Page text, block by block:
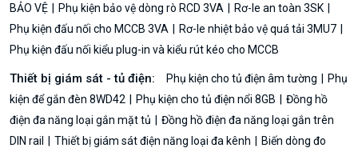
BẢO VỆ
Phụ kiện bảo vệ dòng rò RCD 3VA
Rơ-le an toàn 3SK
Phụ kiện đấu nối cho MCCB 3VA
Rơ-le nhiệt bảo vệ quá tải 3MU7
Phụ kiện đấu nối kiểu plug-in và kiểu rút kéo cho MCCB
Thiết bị giám sát - tủ điện: Phụ kiện cho tủ điện âm tường
Phụ
kiện để gắn đèn 8WD42
Phụ kiện cho tủ điện nổi 8GB
Đồng hồ
điện đa năng loại gắn mặt tủ
Đồng hồ điện đa năng loại gắn trên
DIN rail
Thiết bị giám sát điện năng loại đa kênh
Biến dòng đo